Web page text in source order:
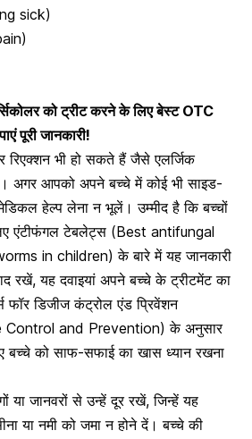
sick)
को ट्रीट करने के लिए बेस्ट OTC
पूरी जानकारी!
रिएक्शन भी हो सकते हैं जैसेएलर्जिक
। अगर आपको अपने बच्चे में कोई भी साइड-
हेल्प लेना न भूलें। उम्मीद है कि बच्चों
एंटीफंगल टेबलेट्स (Best antifungal
in children) के बारे में यह जानकारी
रखें, यहदवाइयां अपने बच्चे के ट्रीटमेंटका
डिजीज कंट्रोल एंड प्रिवेंशन
Control and Prevention) के अनुसार
को साफ-सफाई का खास ध्यान रखना
या जानवरों से उन्हें दूर रखें, जिन्हें यह
या नमी को जमा न होने दें। बच्चे की